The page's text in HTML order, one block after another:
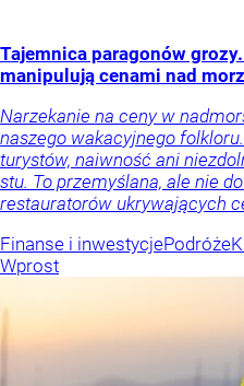
Tajemnica paragonów
manipulują cenami nad
Narzekanie na ceny w
naszego wakacyjnego
turystów, naiwność ani
stu. To przemyślana, ale nie
restauratorów ukrywających
Finanse i inwestycjePodróże
Wprost